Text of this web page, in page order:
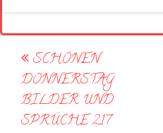
Post
navigation
SCHÖNEN
DONNERSTAG
BILDER UND
SPRÜCHE 217